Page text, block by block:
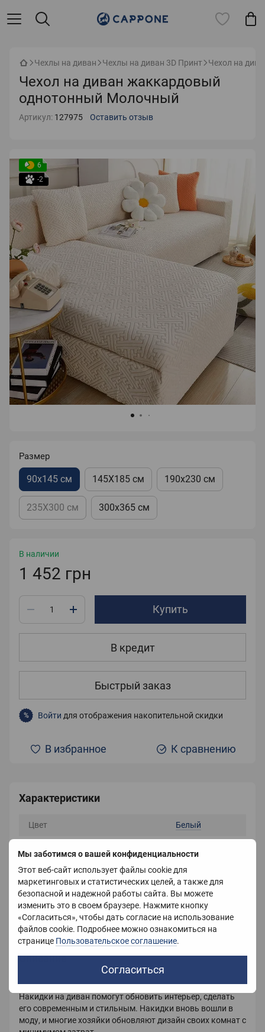
Мы заботимся о вашей конфиденциальности
Этот веб-сайт использует файлы cookie для
маркетинговых и статистических целей, а также для
безопасной и надежной работы сайта. Вы можете
изменить это в своем браузере. Нажмите кнопку
«Согласиться», чтобы дать согласие на использование
файлов cookie. Подробнее можно ознакомиться на
странице Пользовательское соглашение.
Согласиться
Чехлы на диван Чехлы на диван 3D Принт Чехол на
Чехол на диван жаккардовый
однотонный Молочный
Артикул: 127975 Оставить отзыв
6
-2
Размер
90х145 см 145Х185 см 190х230 см
235Х300 см 300х365 см
В наличии
1 452 грн
Купить
В кредит
Быстрый заказ
% Войти для отображения накопительной скидки
В избранное К сравнению
Характеристики
Цвет Белый
Размер 90х145 см
Страна-производитель Китай
Описание
Накидки на диван помогутобновить интерьер, сделать
его современным и стильным. Накидки вновь вошли в
моду, и многие хозяйки обновляют дизайн своих комнат с